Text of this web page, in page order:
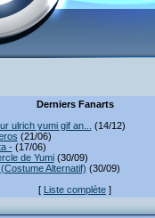
Derniers Fanarts
ulrich yumi gif an...
(14/12)
(21/06)
-(17/06)
de Yumi(30/09)
Alternatif) (30/09)
[ Liste complète ]